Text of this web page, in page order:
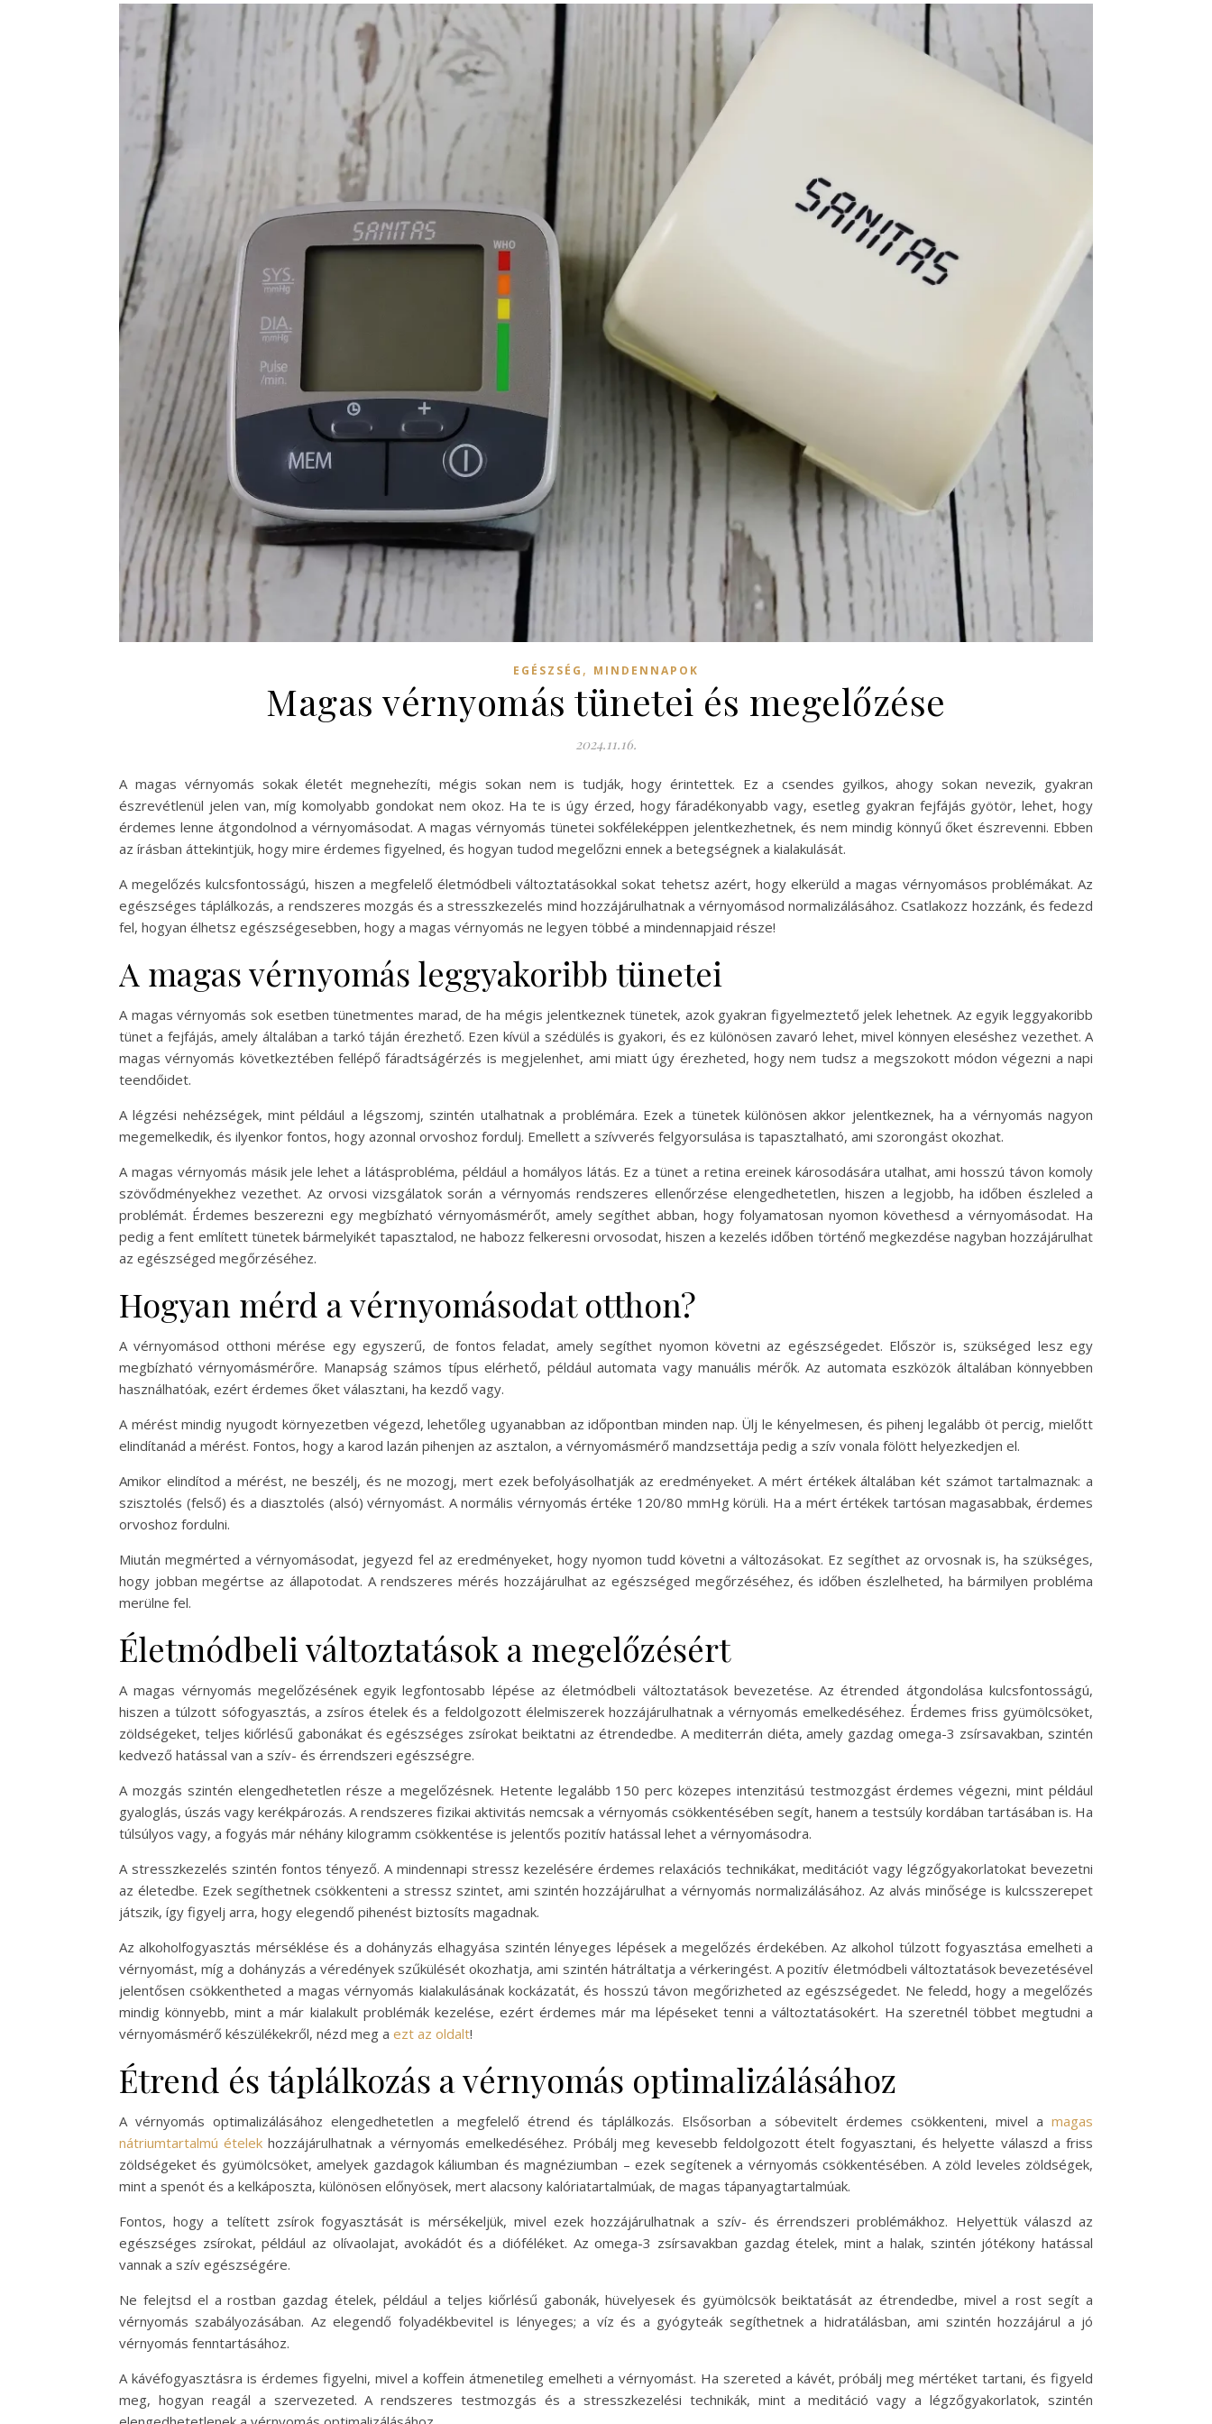
EGÉSZSÉG , MINDENNAPOK
Magas vérnyomás tünetei és megelőzése
2024.11.16.
A magas vérnyomás sokak életét megnehezíti, mégis sokan nem is tudják, hogy érintettek. Ez a csendes gyilkos, ahogy sokan nevezik, gyakran
észrevétlenül jelen van, míg komolyabb gondokat nem okoz. Ha te is úgy érzed, hogy fáradékonyabb vagy, esetleg gyakran fejfájás gyötör, lehet, hogy
érdemes lenne átgondolnod a vérnyomásodat. A magas vérnyomás tünetei sokféleképpen jelentkezhetnek, és nem mindig könnyű őket észrevenni. Ebben
az írásban áttekintjük, hogy mire érdemes figyelned, és hogyan tudod megelőzni ennek a betegségnek a kialakulását.
A megelőzés kulcsfontosságú, hiszen a megfelelő életmódbeli változtatásokkal sokat tehetsz azért, hogy elkerüld a magas vérnyomásos problémákat. Az
egészséges táplálkozás, a rendszeres mozgás és a stresszkezelés mind hozzájárulhatnak a vérnyomásod normalizálásához. Csatlakozz hozzánk, és fedezd
fel, hogyan élhetsz egészségesebben, hogy a magas vérnyomás ne legyen többé a mindennapjaid része!
A magas vérnyomás leggyakoribb tünetei
A magas vérnyomás sok esetben tünetmentes marad, de ha mégis jelentkeznek tünetek, azok gyakran figyelmeztető jelek lehetnek. Az egyik leggyakoribb
tünet a fejfájás, amely általában a tarkó táján érezhető. Ezen kívül a szédülés is gyakori, és ez különösen zavaró lehet, mivel könnyen eleséshez vezethet. A
magas vérnyomás következtében fellépő fáradtságérzés is megjelenhet, ami miatt úgy érezheted, hogy nem tudsz a megszokott módon végezni a napi
teendőidet.
A légzési nehézségek, mint például a légszomj, szintén utalhatnak a problémára. Ezek a tünetek különösen akkor jelentkeznek, ha a vérnyomás nagyon
megemelkedik, és ilyenkor fontos, hogy azonnal orvoshoz fordulj. Emellett a szívverés felgyorsulása is tapasztalható, ami szorongást okozhat.
A magas vérnyomás másik jele lehet a látásprobléma, például a homályos látás. Ez a tünet a retina ereinek károsodására utalhat, ami hosszú távon komoly
szövődményekhez vezethet. Az orvosi vizsgálatok során a vérnyomás rendszeres ellenőrzése elengedhetetlen, hiszen a legjobb, ha időben észleled a
problémát. Érdemes beszerezni egy megbízható vérnyomásmérőt, amely segíthet abban, hogy folyamatosan nyomon követhesd a vérnyomásodat. Ha
pedig a fent említett tünetek bármelyikét tapasztalod, ne habozz felkeresni orvosodat, hiszen a kezelés időben történő megkezdése nagyban hozzájárulhat
az egészséged megőrzéséhez.
Hogyan mérd a vérnyomásodat otthon?
A vérnyomásod otthoni mérése egy egyszerű, de fontos feladat, amely segíthet nyomon követni az egészségedet. Először is, szükséged lesz egy
megbízható vérnyomásmérőre. Manapság számos típus elérhető, például automata vagy manuális mérők. Az automata eszközök általában könnyebben
használhatóak, ezért érdemes őket választani, ha kezdő vagy.
A mérést mindig nyugodt környezetben végezd, lehetőleg ugyanabban az időpontban minden nap. Ülj le kényelmesen, és pihenj legalább öt percig, mielőtt
elindítanád a mérést. Fontos, hogy a karod lazán pihenjen az asztalon, a vérnyomásmérő mandzsettája pedig a szív vonala fölött helyezkedjen el.
Amikor elindítod a mérést, ne beszélj, és ne mozogj, mert ezek befolyásolhatják az eredményeket. A mért értékek általában két számot tartalmaznak: a
szisztolés (felső) és a diasztolés (alsó) vérnyomást. A normális vérnyomás értéke 120/80 mmHg körüli. Ha a mért értékek tartósan magasabbak, érdemes
orvoshoz fordulni.
Miután megmérted a vérnyomásodat, jegyezd fel az eredményeket, hogy nyomon tudd követni a változásokat. Ez segíthet az orvosnak is, ha szükséges,
hogy jobban megértse az állapotodat. A rendszeres mérés hozzájárulhat az egészséged megőrzéséhez, és időben észlelheted, ha bármilyen probléma
merülne fel.
Életmódbeli változtatások a megelőzésért
A magas vérnyomás megelőzésének egyik legfontosabb lépése az életmódbeli változtatások bevezetése. Az étrended átgondolása kulcsfontosságú,
hiszen a túlzott sófogyasztás, a zsíros ételek és a feldolgozott élelmiszerek hozzájárulhatnak a vérnyomás emelkedéséhez. Érdemes friss gyümölcsöket,
zöldségeket, teljes kiőrlésű gabonákat és egészséges zsírokat beiktatni az étrendedbe. A mediterrán diéta, amely gazdag omega-3 zsírsavakban, szintén
kedvező hatással van a szív- és érrendszeri egészségre.
A mozgás szintén elengedhetetlen része a megelőzésnek. Hetente legalább 150 perc közepes intenzitású testmozgást érdemes végezni, mint például
gyaloglás, úszás vagy kerékpározás. A rendszeres fizikai aktivitás nemcsak a vérnyomás csökkentésében segít, hanem a testsúly kordában tartásában is. Ha
túlsúlyos vagy, a fogyás már néhány kilogramm csökkentése is jelentős pozitív hatással lehet a vérnyomásodra.
A stresszkezelés szintén fontos tényező. A mindennapi stressz kezelésére érdemes relaxációs technikákat, meditációt vagy légzőgyakorlatokat bevezetni
az életedbe. Ezek segíthetnek csökkenteni a stressz szintet, ami szintén hozzájárulhat a vérnyomás normalizálásához. Az alvás minősége is kulcsszerepet
játszik, így figyelj arra, hogy elegendő pihenést biztosíts magadnak.
Az alkoholfogyasztás mérséklése és a dohányzás elhagyása szintén lényeges lépések a megelőzés érdekében. Az alkohol túlzott fogyasztása emelheti a
vérnyomást, míg a dohányzás a véredények szűkülését okozhatja, ami szintén hátráltatja a vérkeringést. A pozitív életmódbeli változtatások bevezetésével
jelentősen csökkentheted a magas vérnyomás kialakulásának kockázatát, és hosszú távon megőrizheted az egészségedet. Ne feledd, hogy a megelőzés
mindig könnyebb, mint a már kialakult problémák kezelése, ezért érdemes már ma lépéseket tenni a változtatásokért. Ha szeretnél többet megtudni a
vérnyomásmérő készülékekről, nézd meg a ezt az oldalt!
Étrend és táplálkozás a vérnyomás optimalizálásához
A vérnyomás optimalizálásához elengedhetetlen a megfelelő étrend és táplálkozás. Elsősorban a sóbevitelt érdemes csökkenteni, mivel a magas
nátriumtartalmú ételek hozzájárulhatnak a vérnyomás emelkedéséhez. Próbálj meg kevesebb feldolgozott ételt fogyasztani, és helyette válaszd a friss
zöldségeket és gyümölcsöket, amelyek gazdagok káliumban és magnéziumban – ezek segítenek a vérnyomás csökkentésében. A zöld leveles zöldségek,
mint a spenót és a kelkáposzta, különösen előnyösek, mert alacsony kalóriatartalmúak, de magas tápanyagtartalmúak.
Fontos, hogy a telített zsírok fogyasztását is mérsékeljük, mivel ezek hozzájárulhatnak a szív- és érrendszeri problémákhoz. Helyettük válaszd az
egészséges zsírokat, például az olívaolajat, avokádót és a dióféléket. Az omega-3 zsírsavakban gazdag ételek, mint a halak, szintén jótékony hatással
vannak a szív egészségére.
Ne felejtsd el a rostban gazdag ételek, például a teljes kiőrlésű gabonák, hüvelyesek és gyümölcsök beiktatását az étrendedbe, mivel a rost segít a
vérnyomás szabályozásában. Az elegendő folyadékbevitel is lényeges; a víz és a gyógyteák segíthetnek a hidratálásban, ami szintén hozzájárul a jó
vérnyomás fenntartásához.
A kávéfogyasztásra is érdemes figyelni, mivel a koffein átmenetileg emelheti a vérnyomást. Ha szereted a kávét, próbálj meg mértéket tartani, és figyeld
meg, hogyan reagál a szervezeted. A rendszeres testmozgás és a stresszkezelési technikák, mint a meditáció vagy a légzőgyakorlatok, szintén